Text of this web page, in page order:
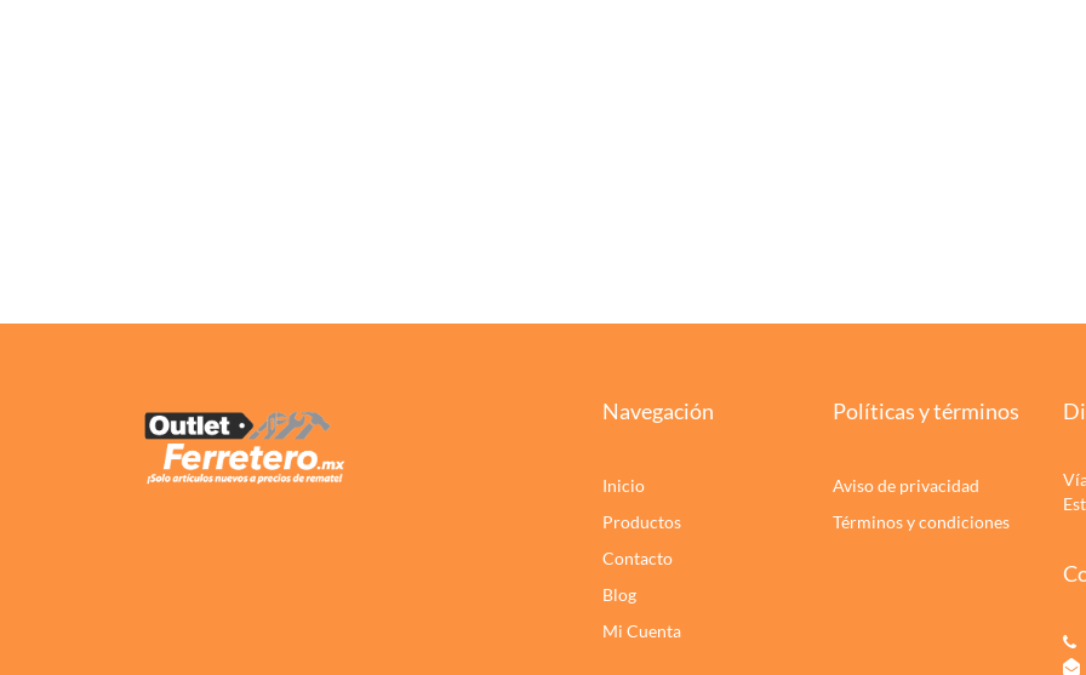
Navegación
Inicio
Productos
Contacto
Blog
Mi Cuenta
Políticas y términos
Aviso de privacidad
Términos y condiciones